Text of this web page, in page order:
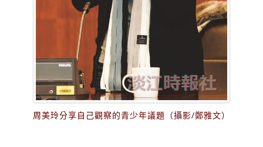
周美玲分享自己觀察的青少年議題（攝影/鄭雅文）